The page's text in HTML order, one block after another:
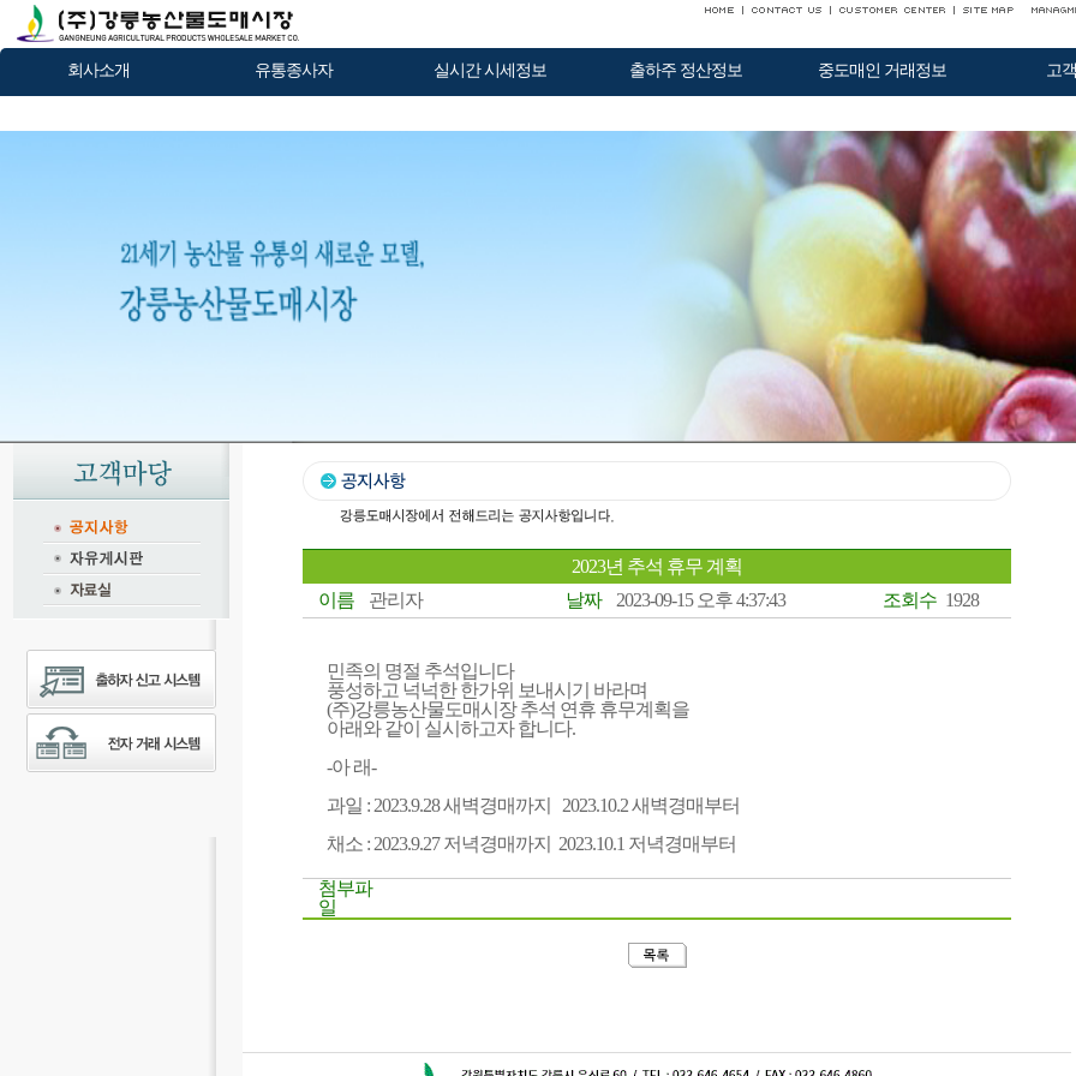
회사소개 유통종사자 실시간 시세정보 출하주 정산정보 중도매인 거래정보 고
2023년 추석 휴무 계획
이름
관리자 날짜 2023-09-15 오후 4:37:43 조회수 1928
민족의 명절 추석입니다
풍성하고 넉넉한 한가위 보내시기 바라며
(주)강릉농산물도매시장 추석 연휴 휴무계획을
아래와 같이 실시하고자 합니다.
-아 래-
과일 : 2023.9.28 새벽경매까지 2023.10.2 새벽경매부터
채소 : 2023.9.27 저녁경매까지 2023.10.1 저녁경매부터
첨부파
일